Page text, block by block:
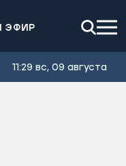
ЭФИР
11:29 вс, 09 августа